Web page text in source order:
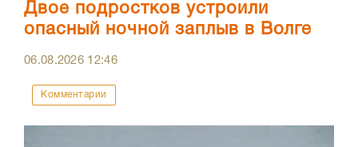
Двое подростков устроили
опасный ночной заплыв в Волге
06.08.2026 12:46
Комментарии